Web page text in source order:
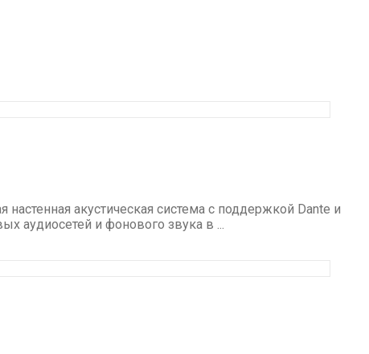
настенная акустическая система с поддержкой Dante и
аудиосетей и фонового звука в ...